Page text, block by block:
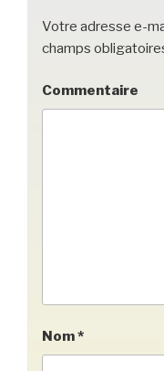
k
Votre adresse e-
champs
Commentaire
Nom*